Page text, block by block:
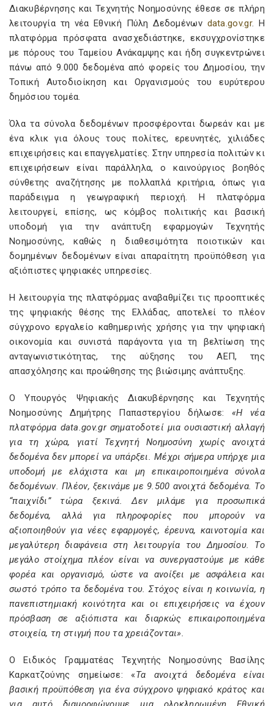
Διακυβέρνησης και Τεχνητής Νοημοσύνης έθεσε σε πλήρη
λειτουργία τη νέα Εθνική Πύλη Δεδομένων data.gov.gr. Η
πλατφόρμα πρόσφατα ανασχεδιάστηκε, εκσυγχρονίστηκε
με πόρους του Ταμείου Ανάκαμψης και ήδη συγκεντρώνει
πάνω από 9.000 δεδομένα από φορείς του Δημοσίου, την
Τοπική Αυτοδιοίκηση και Οργανισμούς του ευρύτερου
δημόσιου τομέα.
Όλα τα σύνολα δεδομένων προσφέρονται δωρεάν και με
ένα κλικ για όλους τους πολίτες, ερευνητές, χιλιάδες
επιχειρήσεις και επαγγελματίες. Στην υπηρεσία πολιτών κι
επιχειρήσεων είναι παράλληλα, ο καινούργιος βοηθός
σύνθετης αναζήτησης με πολλαπλά κριτήρια, όπως για
παράδειγμα η γεωγραφική περιοχή. Η πλατφόρμα
λειτουργεί, επίσης, ως κόμβος πολιτικής και βασική
υποδομή για την ανάπτυξη εφαρμογών Τεχνητής
Νοημοσύνης, καθώς η διαθεσιμότητα ποιοτικών και
δομημένων δεδομένων είναι απαραίτητη προϋπόθεση για
αξιόπιστες ψηφιακές υπηρεσίες.
Η λειτουργία της πλατφόρμας αναβαθμίζει τις προοπτικές
της ψηφιακής θέσης της Ελλάδας, αποτελεί το πλέον
σύγχρονο εργαλείο καθημερινής χρήσης για την ψηφιακή
οικονομία και συνιστά παράγοντα για τη βελτίωση της
ανταγωνιστικότητας, της αύξησης του ΑΕΠ, της
απασχόλησης και προώθησης της βιώσιμης ανάπτυξης.
Ο Υπουργός Ψηφιακής Διακυβέρνησης και Τεχνητής
Νοημοσύνης Δημήτρης Παπαστεργίου δήλωσε: «Η νέα
πλατφόρμα data.gov.gr σηματοδοτεί μια ουσιαστική αλλαγή
για τη χώρα, γιατί Τεχνητή Νοημοσύνη χωρίς ανοιχτά
δεδομένα δεν μπορεί να υπάρξει. Μέχρι σήμερα υπήρχε μια
υποδομή με ελάχιστα και μη επικαιροποιημένα σύνολα
δεδομένων. Πλέον, ξεκινάμε με 9.500 ανοιχτά δεδομένα. Το
“παιχνίδι” τώρα ξεκινά. Δεν μιλάμε για προσωπικά
δεδομένα, αλλά για πληροφορίες που μπορούν να
αξιοποιηθούν για νέες εφαρμογές, έρευνα, καινοτομία και
μεγαλύτερη διαφάνεια στη λειτουργία του Δημοσίου. Το
μεγάλο στοίχημα πλέον είναι να συνεργαστούμε με κάθε
φορέα και οργανισμό, ώστε να ανοίξει με ασφάλεια και
σωστό τρόπο τα δεδομένα του. Στόχος είναι η κοινωνία, η
πανεπιστημιακή κοινότητα και οι επιχειρήσεις να έχουν
πρόσβαση σε αξιόπιστα και διαρκώς επικαιροποιημένα
στοιχεία, τη στιγμή που τα χρειάζονται».
Ο Ειδικός Γραμματέας Τεχνητής Νοημοσύνης Βασίλης
Καρκατζούνης σημείωσε: «Τα ανοιχτά δεδομένα είναι
βασική προϋπόθεση για ένα σύγχρονο ψηφιακό κράτος και